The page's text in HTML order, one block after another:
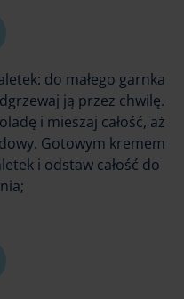
do małego garnka
ją przez chwilę.
i mieszaj całość, aż
Gotowym kremem
i odstaw całość do